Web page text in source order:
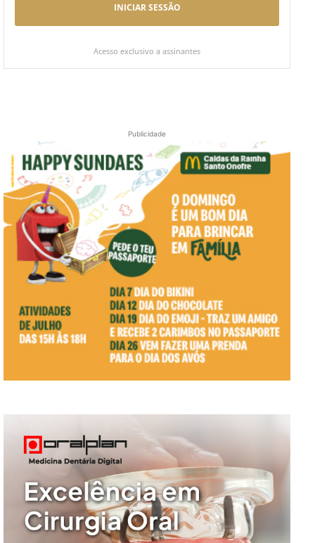
INICIAR SESSÃO
Acesso exclusivo a assinantes
Publicidade